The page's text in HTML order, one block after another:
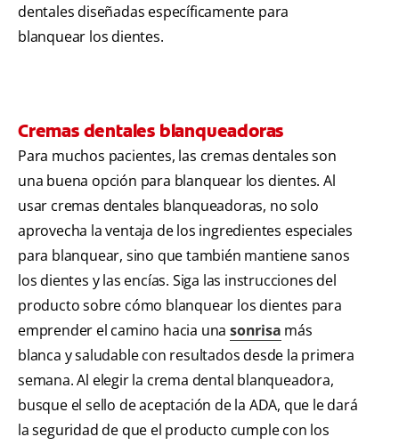
dentales diseñadas específicamente para
blanquear los dientes.
Cremas dentales blanqueadoras
Para muchos pacientes, las cremas dentales son
una buena opción para blanquear los dientes. Al
usar cremas dentales blanqueadoras, no solo
aprovecha la ventaja de los ingredientes especiales
para blanquear, sino que también mantiene sanos
los dientes y las encías. Siga las instrucciones del
producto sobre cómo blanquear los dientes para
emprender el camino hacia unasonrisa más
blanca y saludable con resultados desde la primera
semana. Al elegir la crema dental blanqueadora,
busque el sello de aceptación de la ADA, que le dará
la seguridad de que el producto cumple con los